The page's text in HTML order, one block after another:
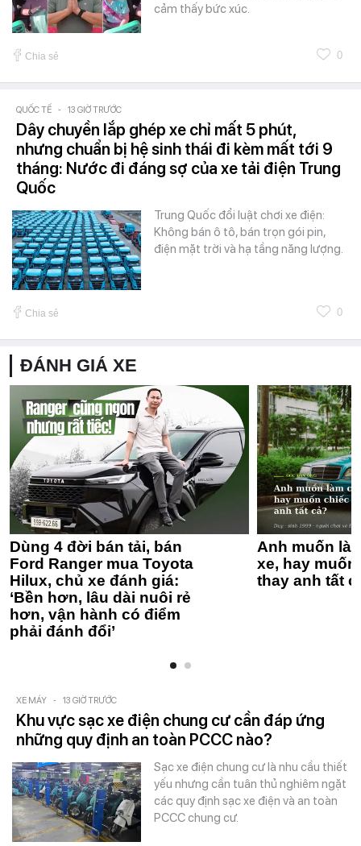
cảm thấy bức xúc.
Chia sẻ 0
QUỐC TẾ - 13 GIỜ TRƯỚC
Dây chuyền lắp ghép xe chỉ mất 5 phút,
nhưng chuẩn bị hệ sinh thái đi kèm mất tới 9
tháng: Nước đi đáng sợ của xe tải điện Trung
Quốc
Trung Quốc đổi luật chơi xe điện:
Không bán ô tô, bán trọn gói pin,
điện mặt trời và hạ tầng năng lượng.
Chia sẻ 0
ĐÁNH GIÁ XE
Dùng 4 đời bán tải, bán
Ford Ranger mua Toyota
Hilux, chủ xe đánh giá:
‘Bền hơn, lâu dài nuôi rẻ
hơn, vận hành có điểm
phải đánh đổi’
Anh muốn
xe, hay
thay anh tất
XE MÁY - 13 GIỜ TRƯỚC
Khu vực sạc xe điện chung cư cần đáp ứng
những quy định an toàn PCCC nào?
Sạc xe điện chung cư là nhu cầu thiết
yếu nhưng cần tuân thủ nghiêm ngặt
các quy định sạc xe điện và an toàn
PCCC chung cư.